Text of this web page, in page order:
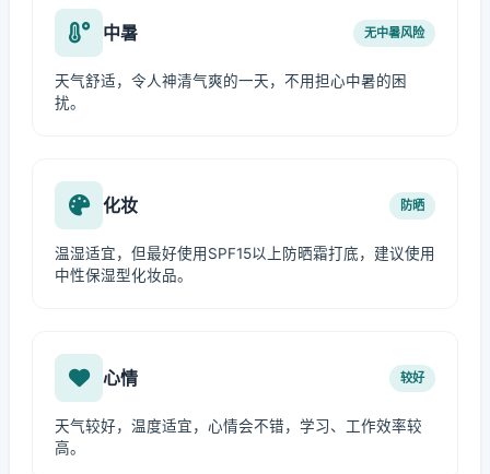
中暑 无中暑风险
天气舒适，令人神清气爽的一天，不用担心中暑的困
扰。
化妆 防晒
温湿适宜，但最好使用SPF15以上防晒霜打底，建议使用
中性保湿型化妆品。
心情 较好
天气较好，温度适宜，心情会不错，学习、工作效率较
高。